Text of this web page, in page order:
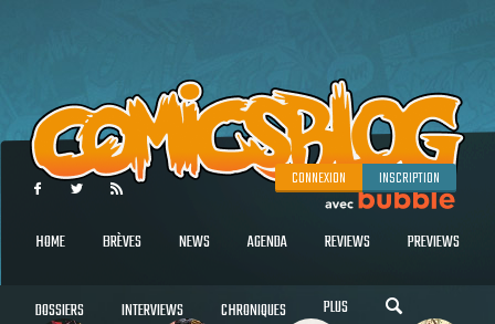
CONNEXION INSCRIPTION
HOME BRÈVES NEWS AGENDA REVIEWS PREVIEWS
DOSSIERS INTERVIEWS CHRONIQUES PLUS